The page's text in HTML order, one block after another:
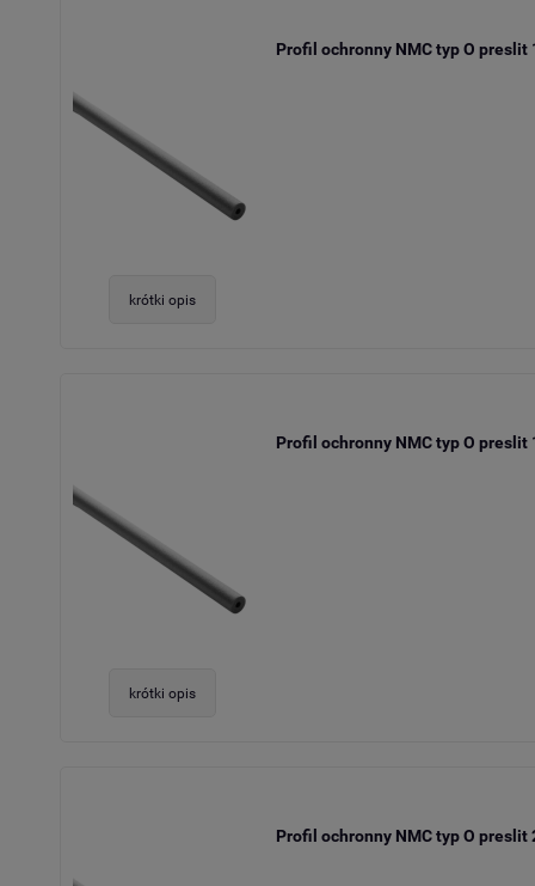
Profil ochronny NMC typ O preslit
krótki opis
Profil ochronny NMC typ O preslit
krótki opis
Profil ochronny NMC typ O preslit